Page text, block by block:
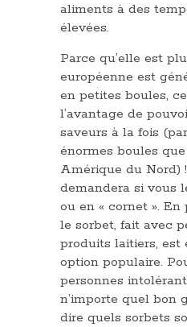
aliments à des
élevées.
Parce qu’elle est
européenne est
en petites boules,
l’avantage de
saveurs à la fois
énormes boules
Amérique du Nord)
demandera si vous
ou en « cornet ».
le sorbet, fait avec
produits laitiers, est
option populaire.
personnes
n’importe quel bon
dire quels sorbets